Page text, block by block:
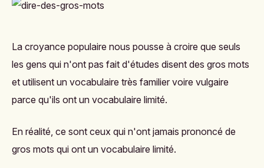
La croyance populaire nous pousse à croire que seuls
les gens qui n'ont pas fait d'études disent des gros mots
et utilisent un vocabulaire très familier voire vulgaire
parce qu'ils ont un vocabulaire limité.
En réalité, ce sont ceux qui n'ont jamais prononcé de
gros mots qui ont un vocabulaire limité.